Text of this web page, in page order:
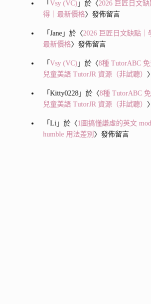
「 Vsy (VC) 」於〈2026 巨匠日文
得｜最新價格〉發佈留言
「 Jane 」於〈2026 巨匠日文缺點｜
最新價格〉發佈留言
「 Vsy (VC) 」於〈8種 TutorABC
兒童美語 TutorJR 資源（非試聽）
「 Kitty0228 」於〈8種 TutorABC
兒童美語 TutorJR 資源（非試聽）
「 Li 」於〈1圖搞懂謙虛的英文
humble 用法差別 〉發佈留言